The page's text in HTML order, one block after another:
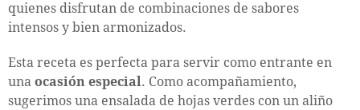
quienes disfrutan de combinaciones de sabores
intensos y bien armonizados.
Esta receta es perfecta para servir como entrante en
una ocasión especial. Como acompañamiento,
sugerimos una ensalada de hojas verdes con un aliño